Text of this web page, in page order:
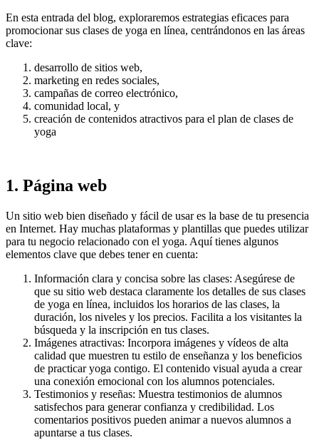
En esta entrada del blog, exploraremos estrategias eficaces para
promocionar sus clases de yoga en línea, centrándonos en las áreas
clave:
desarrollo de sitios web,
marketing en redes sociales,
campañas de correo electrónico,
comunidad local, y
creación de contenidos atractivos para el plan de clases de
yoga
1. Página web
Un sitio web bien diseñado y fácil de usar es la base de tu presencia
en Internet. Hay muchas plataformas y plantillas que puedes utilizar
para tu negocio relacionado con el yoga. Aquí tienes algunos
elementos clave que debes tener en cuenta:
Información clara y concisa sobre las clases: Asegúrese de
que su sitio web destaca claramente los detalles de sus clases
de yoga en línea, incluidos los horarios de las clases, la
duración, los niveles y los precios. Facilita a los visitantes la
búsqueda y la inscripción en tus clases.
Imágenes atractivas: Incorpora imágenes y vídeos de alta
calidad que muestren tu estilo de enseñanza y los beneficios
de practicar yoga contigo. El contenido visual ayuda a crear
una conexión emocional con los alumnos potenciales.
Testimonios y reseñas: Muestra testimonios de alumnos
satisfechos para generar confianza y credibilidad. Los
comentarios positivos pueden animar a nuevos alumnos a
apuntarse a tus clases.